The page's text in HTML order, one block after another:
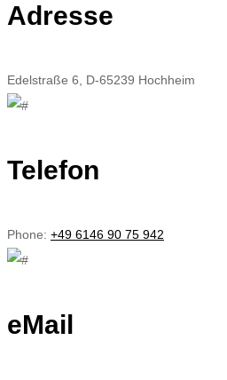
Adresse
Edelstraße 6, D-65239 Hochheim
Telefon
Phone: +49 6146 90 75 942
eMail